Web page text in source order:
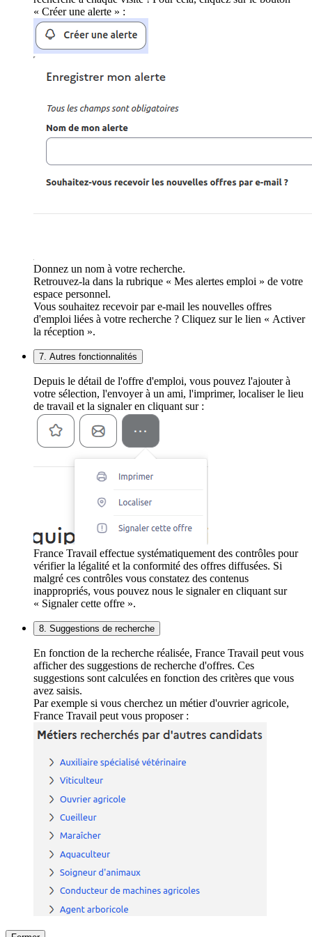
« Créer une alerte » :
Donnez un nom à votre recherche.
Retrouvez-la dans la rubrique « Mes alertes emploi » de votre
espace personnel.
Vous souhaitez recevoir par e-mail les nouvelles offres
d'emploi liées à votre recherche ? Cliquez sur le lien « Activer
la réception ».
7. Autres fonctionnalités
Depuis le détail de l'offre d'emploi, vous pouvez l'ajouter à
votre sélection, l'envoyer à un ami, l'imprimer, localiser le lieu
de travail et la signaler en cliquant sur :
France Travail effectue systématiquement des contrôles pour
vérifier la légalité et la conformité des offres diffusées. Si
malgré ces contrôles vous constatez des contenus
inappropriés, vous pouvez nous le signaler en cliquant sur
« Signaler cette offre ».
8. Suggestions de recherche
En fonction de la recherche réalisée, France Travail peut vous
afficher des suggestions de recherche d'offres. Ces
suggestions sont calculées en fonction des critères que vous
avez saisis.
Par exemple si vous cherchez un métier d'ouvrier agricole,
France Travail peut vous proposer :